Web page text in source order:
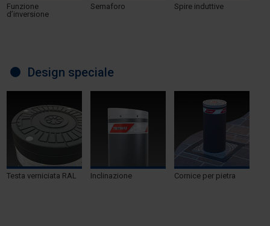
Funzione
d’inversione
Semaforo Spire induttive
Design speciale
Testa verniciata RAL Inclinazione Cornice per pietra